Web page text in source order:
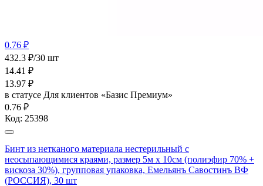
0.76 ₽
432.3 ₽/30 шт
14.41 ₽
13.97 ₽
в статусе Для клиентов «Базис Премиум»
0.76 ₽
Код: 25398
Бинт из нетканого материала нестерильный с
неосыпающимися краями, размер 5м х 10см (полиэфир 70% +
вискоза 30%), групповая упаковка, Емельянъ Савостинъ ВФ
(РОССИЯ), 30 шт